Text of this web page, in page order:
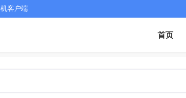
客户端
首页